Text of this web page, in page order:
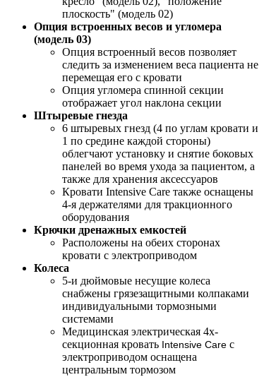
плоскость" (модель 02)
Опция встроенных весов и угломера
(модель 03)
Опция встроенный весов позволяет
следить за изменением веса пациента не
перемещая его с кровати
Опция угломера спинной секции
отображает угол наклона секции
Штыревые гнезда
6 штыревых гнезд (4 по углам кровати и
1 по средине каждой стороны)
облегчают установку и снятие боковых
панелей во время ухода за пациентом, а
также для хранения аксессуаров
Кровати Intensive Care также оснащены
4-я держателями для тракционного
оборудования
Крючки дренажных емкостей
Расположены на обеих сторонах
кровати с электроприводом
Колеса
5-и дюймовые несущие колеса
снабжены грязезащитными колпаками
индивидуальными тормозными
системами
Медицинская электрическая 4х-
секционная кровать Intensive Care с
электроприводом оснащена
центральным тормозом